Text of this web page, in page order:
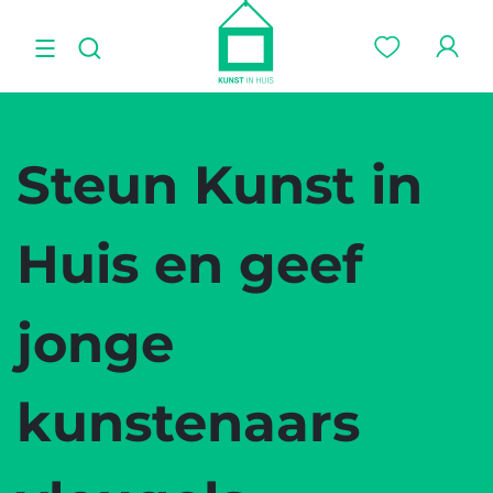
Steun Kunst in
Huis en geef
jonge
kunstenaars